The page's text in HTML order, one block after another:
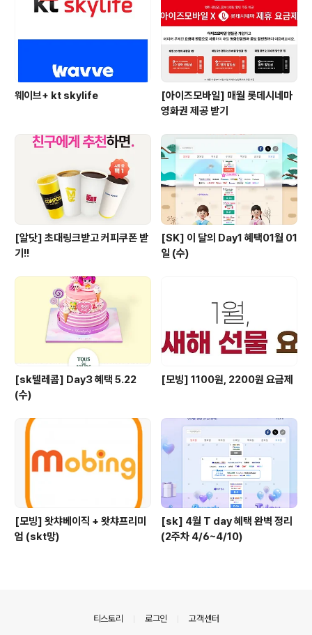
패스 free에 가입한 고객님은 8,000원 할인 배달의민
족 앱으로 포장/가게배달 또는 배민배달 주문 시 혜택 이
웨이브+ kt skylife
[아이즈모바일] 매월 롯데시네마
영화권 제공 받기
[알닷] 초대링크받고 커피쿠폰 받
기!!
[SK] 이 달의 Day1 혜택01월 01
일 (수)
[sk텔레콤] Day3 혜택 5.22
(수)
[모빙] 1100원, 2200원 요금제
[모빙] 왓챠베이직 + 왓챠프리미
엄 (skt망)
[sk] 4월 T day 혜택 완벽 정리
(2주차 4/6~4/10)
티스토리 로그인 고객센터